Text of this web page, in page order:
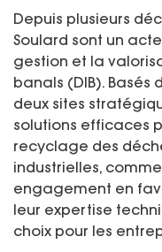
Depuis plusieurs
Soulard sont un
gestion et la
banals (DIB). Basés
deux sites
solutions efficaces
recyclage des
industrielles,
engagement en
leur expertise
choix pour les